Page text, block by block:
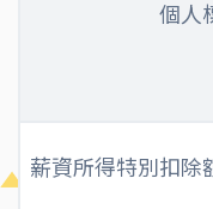
個人
薪資所得特別扣除